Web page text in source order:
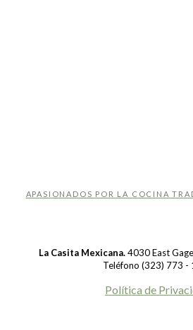
APASIONADOS POR LA COCINA
La Casita Mexicana.4030 East
Teléfono (323) 773 -
Política de